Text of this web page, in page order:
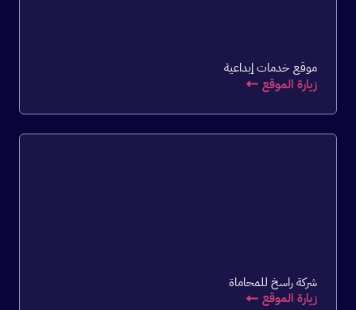
موقع خدمات إبداعية
زيارة الموقع
شركة راسخ للمحاماة
زيارة الموقع